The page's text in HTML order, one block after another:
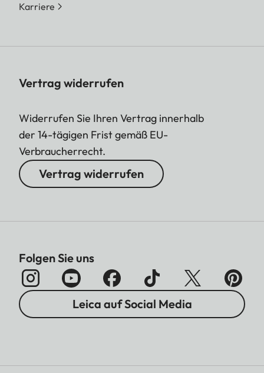
Karriere
Vertrag widerrufen
Widerrufen Sie Ihren Vertrag innerhalb
der 14-tägigen Frist gemäß EU-
Verbraucherrecht.
Vertrag widerrufen
Folgen Sie uns
Leica auf Social Media